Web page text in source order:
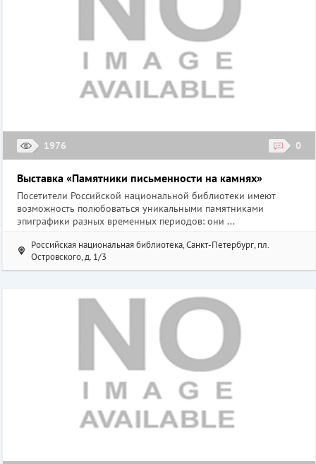
1976 0
Выставка «Памятники письменности на камнях»
Посетители Российской национальной библиотеки имеют
возможность полюбоваться уникальными памятниками
эпиграфики разных временных периодов: они ...
Российская национальная библиотека, Санкт-Петербург, пл.
Островского, д. 1/3